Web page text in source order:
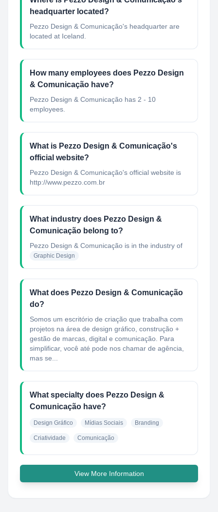
headquarter located?
Pezzo Design & Comunicação's headquarter are
located at Iceland.
How many employees does Pezzo Design
& Comunicação have?
Pezzo Design & Comunicação has 2 - 10
employees.
What is Pezzo Design & Comunicação's
official website?
Pezzo Design & Comunicação's official website is
http://www.pezzo.com.br
What industry does Pezzo Design &
Comunicação belong to?
Pezzo Design & Comunicação is in the industry of
Graphic Design
What does Pezzo Design & Comunicação
do?
Somos um escritório de criação que trabalha com
projetos na área de design gráfico, construção +
gestão de marcas, digital e comunicação. Para
simplificar, você até pode nos chamar de agência,
mas se...
What specialty does Pezzo Design &
Comunicação have?
Design Gráfico Mídias Sociais Branding
Criatividade Comunicação
View More Information